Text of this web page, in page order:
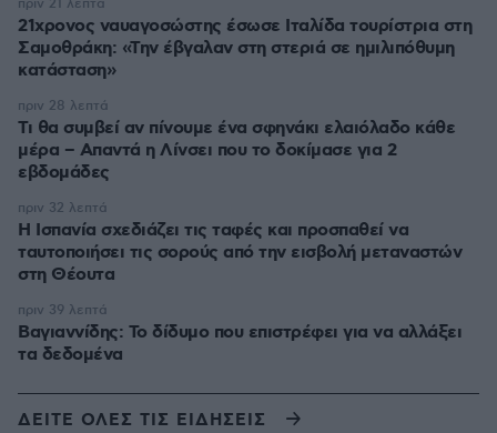
21χρονος ναυαγοσώστης έσωσε Ιταλίδα τουρίστρια στη
Σαμοθράκη: «Την έβγαλαν στη στεριά σε ημιλιπόθυμη
κατάσταση»
πριν 21 λεπτά
Τι θα συμβεί αν πίνουμε ένα σφηνάκι ελαιόλαδο κάθε
μέρα – Απαντά η Λίνσει που το δοκίμασε για 2
εβδομάδες
πριν 28 λεπτά
Η Ισπανία σχεδιάζει τις ταφές και προσπαθεί να
ταυτοποιήσει τις σορούς από την εισβολή μεταναστών
στη Θέουτα
πριν 32 λεπτά
Βαγιαννίδης: Το δίδυμο που επιστρέφει για να αλλάξει
τα δεδομένα
πριν 39 λεπτά
ΔΕΙΤΕ ΟΛΕΣ ΤΙΣ ΕΙΔΗΣΕΙΣ